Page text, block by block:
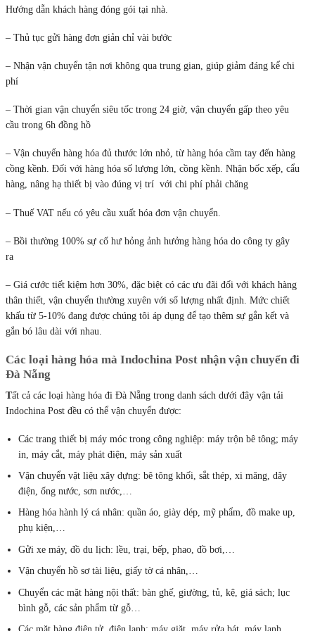
Hướng dẫn khách hàng đóng gói tại nhà.
– Thủ tục gửi hàng đơn giản chỉ vài bước
– Nhận vận chuyển tận nơi không qua trung gian, giúp giảm đáng kể chi
phí
– Thời gian vận chuyển siêu tốc trong 24 giờ, vận chuyển gấp theo yêu
cầu trong 6h đồng hồ
– Vận chuyển hàng hóa đủ thước lớn nhỏ, từ hàng hóa cầm tay đến hàng
cồng kềnh. Đối với hàng hóa số lượng lớn, cồng kềnh. Nhận bốc xếp, cẩu
hàng, nâng hạ thiết bị vào đúng vị trí với chi phí phải chăng
– Thuế VAT nếu có yêu cầu xuất hóa đơn vận chuyển.
– Bồi thường 100% sự cố hư hỏng ảnh hưởng hàng hóa do công ty gây
ra
– Giá cước tiết kiệm hơn 30%, đặc biệt có các ưu đãi đối với khách hàng
thân thiết, vận chuyển thường xuyên với số lượng nhất định. Mức chiết
khấu từ 5-10% đang được chúng tôi áp dụng để tạo thêm sự gắn kết và
gắn bó lâu dài với nhau.
Các loại hàng hóa mà Indochina Post nhận vận chuyển đi
Đà Nẵng
Tất cả các loại hàng hóa đi Đà Nẵng trong danh sách dưới đây vận tải
Indochina Post đều có thể vận chuyển được:
Các trang thiết bị máy móc trong công nghiệp: máy trộn bê tông; máy
in, máy cắt, máy phát điện, máy sản xuất
Vận chuyển vật liệu xây dựng: bê tông khối, sắt thép, xi măng, dây
điện, ống nước, sơn nước,…
Hàng hóa hành lý cá nhân: quần áo, giày dép, mỹ phẩm, đồ make up,
phụ kiện,…
Gửi xe máy, đồ du lịch: lều, trại, bếp, phao, đồ bơi,…
Vận chuyển hồ sơ tài liệu, giấy tờ cá nhân,…
Chuyển các mặt hàng nội thất: bàn ghế, giường, tủ, kệ, giá sách; lục
bình gỗ, các sản phẩm từ gỗ…